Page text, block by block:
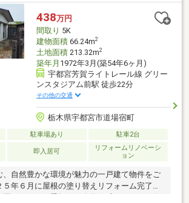
438万円
間取り 5K
建物面積66.24m2
土地面積213.32m2
築年月 1972年3月(築54年6ヶ月)
宇都宮芳賀ライトレール線 グリー
ンスタジアム前駅 徒歩22分
その他の交通
栃木県宇都宮市道場宿町
駐車場あり 駐車2台
即入居可
リフォームリノベーシ
ョン
、自然豊かな環境が魅力の一戸建て物件をご
年６月に屋根の塗り替えリフォーム完了！